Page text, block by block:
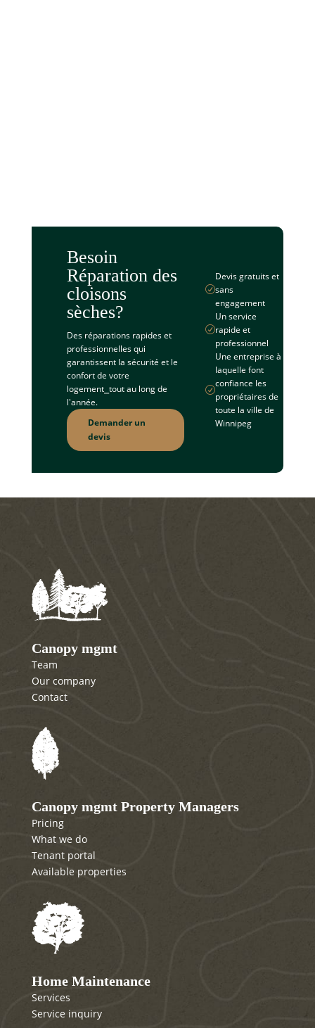
Besoin
Réparation des
cloisons
sèches?
Des réparations rapides et
professionnelles qui
garantissent la sécurité et le
confort de votre
logement⎯tout au long de
l'année.
Demander un
devis
Devis gratuits et
sans
engagement
R
Un service
rapide et
professionnel
R
Une entreprise à
laquelle font
confiance les
propriétaires de
toute la ville de
Winnipeg
R
Canopy mgmt
Team
Our company
Contact
Canopy mgmt Property Managers
Pricing
What we do
Tenant portal
Available properties
Home Maintenance
Services
Service inquiry